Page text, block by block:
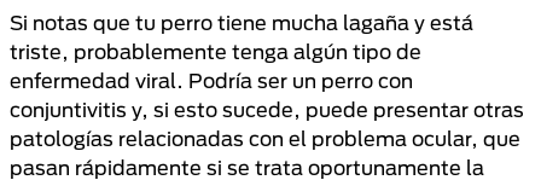
Si notas que tu perro tiene mucha lagaña y está
triste, probablemente tenga algún tipo de
enfermedad viral. Podría ser un perro con
conjuntivitis y, si esto sucede, puede presentar otras
patologías relacionadas con el problema ocular, que
pasan rápidamente si se trata oportunamente la